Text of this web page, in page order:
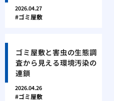
2026.04.27
ゴミ屋敷
ゴミ屋敷と害虫の生態調
査から見える環境汚染の
連鎖
2026.04.26
ゴミ屋敷